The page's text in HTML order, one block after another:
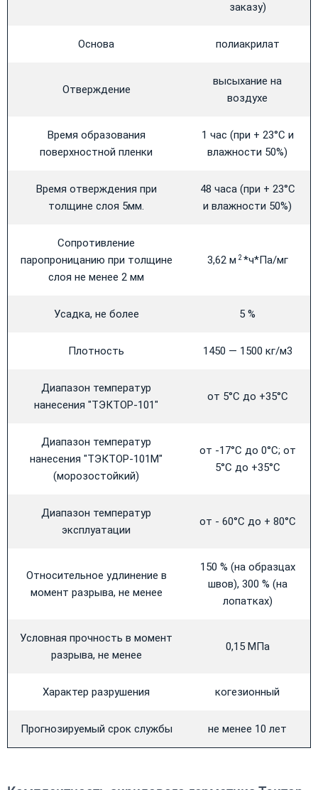
заказу)
Основа полиакрилат
Отверждение
высыхание на
воздухе
Время образования
поверхностной пленки
1 час (при + 23°С и
влажности 50%)
Время отверждения при
толщине слоя 5мм.
48 часа (при + 23°С
и влажности 50%)
Сопротивление
паропроницанию при толщине
слоя не менее 2 мм
3,62 м 2 *ч*Па/мг
Усадка, не более 5 %
Плотность 1450 — 1500 кг/м3
Диапазон температур
нанесения "ТЭКТОР-101"
от 5°С до +35°С
Диапазон температур
нанесения "ТЭКТОР-101М"
(морозостойкий)
от -17°С до 0°С; от
5°С до +35°С
Диапазон температур
эксплуатации
от - 60°С до + 80°С
Относительное удлинение в
момент разрыва, не менее
150 % (на образцах
швов), 300 % (на
лопатках)
Условная прочность в момент
разрыва, не менее
0,15 МПа
Характер разрушения когезионный
Прогнозируемый срок службы не менее 10 лет